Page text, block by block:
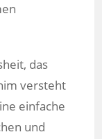
das
versteht
einfache
und